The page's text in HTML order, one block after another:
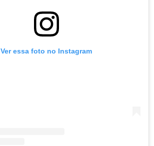
Ver essa foto no Instagram